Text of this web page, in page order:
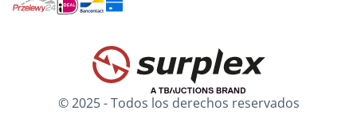
© 2025 - Todos los derechos reservados